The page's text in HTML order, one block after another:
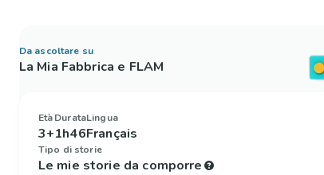
Da ascoltare su
La Mia Fabbrica e FLAM
Età
3+
Durata
1h46
Lingua
Français
Tipo di storie
Le mie storie da comporre